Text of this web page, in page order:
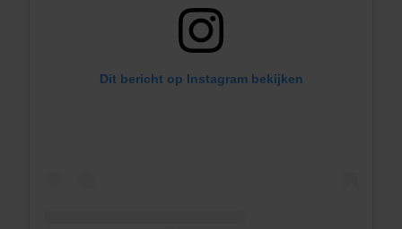
Dit bericht op Instagram bekijken